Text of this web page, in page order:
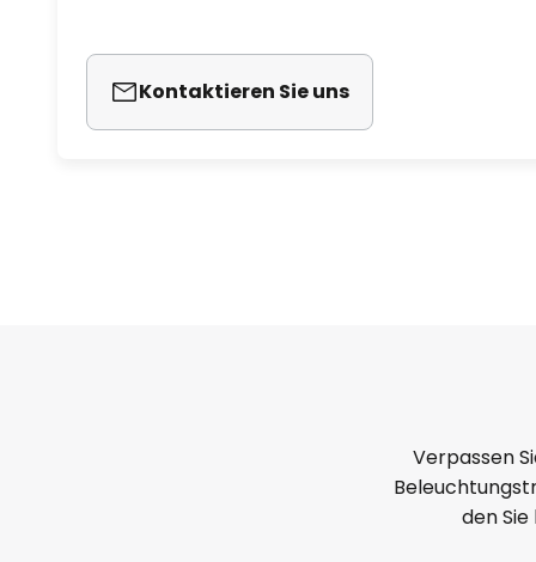
Kontaktieren Sie uns
Verpassen
den